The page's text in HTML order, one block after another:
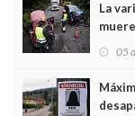
La
frontal
05